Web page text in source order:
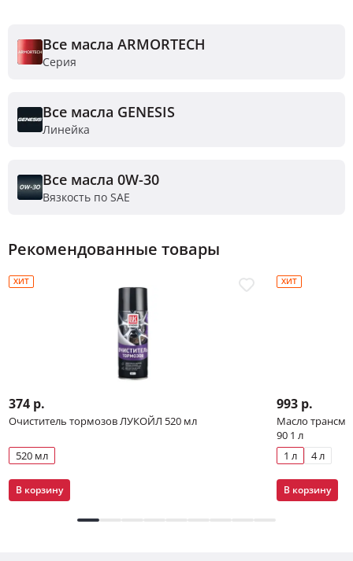
Все масла ARMORTECH
Серия
Все масла GENESIS
Линейка
Все масла 0W-30
Вязкость по SAE
Рекомендованные товары
ХИТ
374 р.
Очиститель тормозов ЛУКОЙЛ 520 мл
520 мл
В корзину
ХИТ
993 р.
Масло
90 1 л
1 л
4 л
В корзину